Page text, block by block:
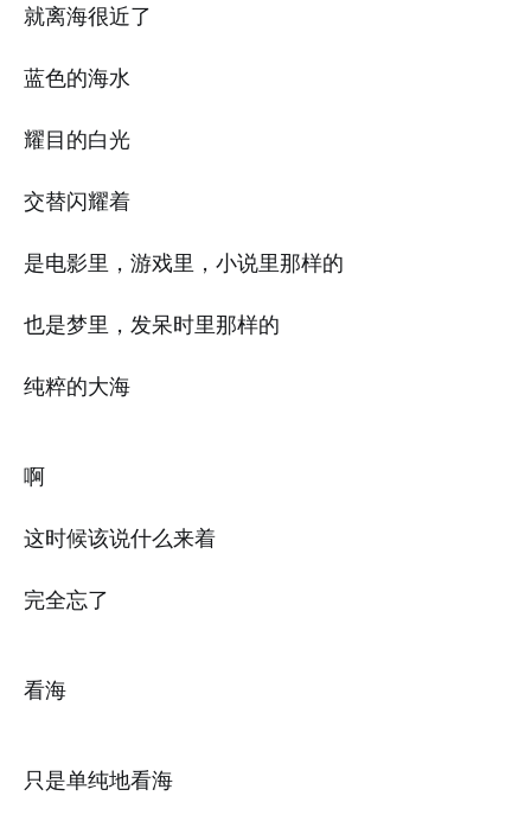
就离海很近了
蓝色的海水
耀目的白光
交替闪耀着
是电影里，游戏里，小说里那样的
也是梦里，发呆时里那样的
纯粹的大海
啊
这时候该说什么来着
完全忘了
看海
只是单纯地看海